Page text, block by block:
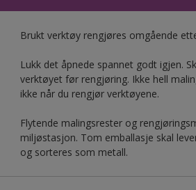
Brukt verktøy rengjøres omgående
Lukk det åpnede spannet godt igjen.
verktøyet før rengjøring. Ikke hell
ikke når du rengjør verktøyene.
Flytende malingsrester og
miljøstasjon. Tom emballasje skal
og sorteres som metall.